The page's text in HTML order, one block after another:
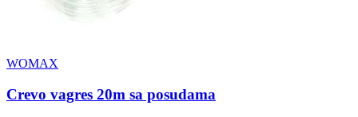
WOMAX
Crevo vagres 20m sa posudama